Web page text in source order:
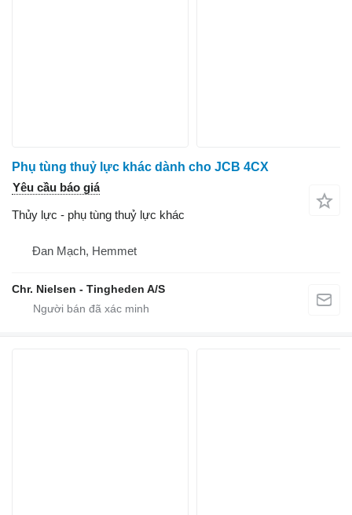
Phụ tùng thuỷ lực khác dành cho JCB 4CX
Yêu cầu báo giá
Thủy lực - phụ tùng thuỷ lực khác
Đan Mạch, Hemmet
Chr. Nielsen - Tingheden A/S